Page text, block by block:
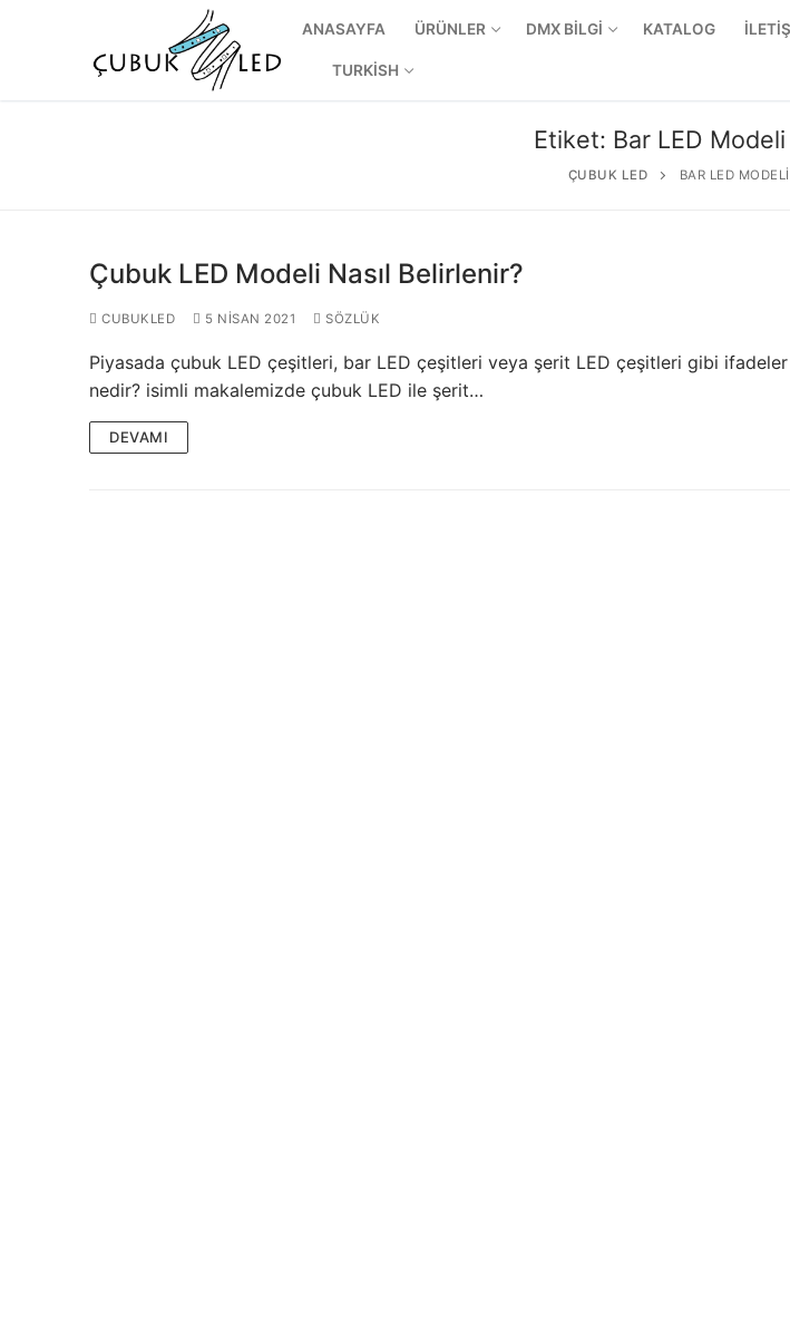
ANASAYFA ÜRÜNLER DMX BİLGİ KATALOG
TURKISH
ANASAYFA
Etiket: Bar LED
ÇUBUK LED BAR LED
Çubuk LED Modeli Nasıl Belirlenir?
CUBUKLED 5 NISAN 2021 SÖZLÜK
Piyasada çubuk LED çeşitleri, bar LED çeşitleri veya şerit LED çeşitleri gibi ifadeler
nedir? isimli makalemizde çubuk LED ile şerit…
DEVAMI